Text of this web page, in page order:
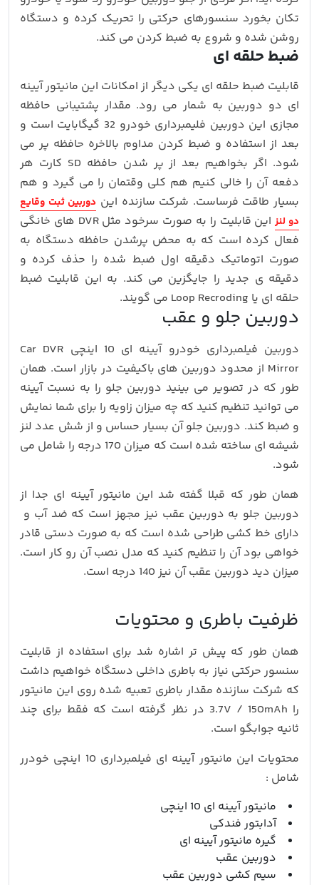
تکان بخورد سنسورهای حرکتی را تحریک کرده و دستگاه
روشن شده و شروع به ضبط کردن می کند.
ضبط حلقه ای
قابلیت ضبط حلقه ای یکی دیگر از امکانات این مانیتور آیینه
ای دو دوربین به شمار می رود. مقدار پشتیبانی حافظه
مجازی این دوربین فلیمبرداری خودرو 32 گیگابایت است و
بعد از استفاده و ضبط کردن مداوم بالاخره حافظه پر می
شود. اگر بخواهیم بعد از پر شدن حافظه SD کارت هر
دفعه آن را خالی کنیم هم کلی وقتمان را می گیرد و هم
بسیار طاقت فرساست. شرکت سازنده این دوربین ثبت وقایع
دو لنز
این قابلیت را به صورت سرخود مثل DVR های خانگی
فعال کرده است که به محض پرشدن حافظه دستگاه به
صورت اتوماتیک دقیقه اول ضبط شده را حذف کرده و
دقیقه ی جدید را جایگزین می کند. به این قابلیت ضبط
حلقه ای یا Loop Recroding می گویند.
دوربین جلو و عقب
دوربین فیلمبرداری خودرو آیینه ای 10 اینچی Car DVR
Mirror از محدود دوربین های باکیفیت در بازار است. همان
طور که در تصویر می بینید دوربین جلو را به نسبت آیینه
می توانید تنظیم کنید که چه میزان زاویه را برای شما نمایش
و ضبط کند. دوربین جلو آن بسیار حساس و از شش عدد لنز
شیشه ای ساخته شده است که میزان 170 درجه را شامل می
شود.
همان طور که قبلا گفته شد این مانیتور آیینه ای جدا از
دوربین جلو به دوربین عقب نیز مجهز است که ضد آب و
دارای خط کشی طراحی شده است که به صورت دستی قادر
خواهی بود آن را تنظیم کنید که مدل نصب آن رو کار است.
میزان دید دوربین عقب آن نیز 140 درجه است.
ظرفیت باطری و محتویات
همان طور که پیش تر اشاره شد برای استفاده از قابلیت
سنسور حرکتی نیاز به باطری داخلی دستگاه خواهیم داشت
که شرکت سازنده مقدار باطری تعبیه شده روی این مانیتور
را 3.7V / 150mAh در نظر گرفته است که فقط برای چند
ثانیه جوابگو است.
محتویات این مانیتور آیینه ای فیلمبرداری 10 اینچی خودرر
شامل :
مانیتور آیینه ای 10 اینچی
آدابتور فندکی
گیره مانیتور آیینه ای
دوربین عقب
سیم کشی دوربین عقب